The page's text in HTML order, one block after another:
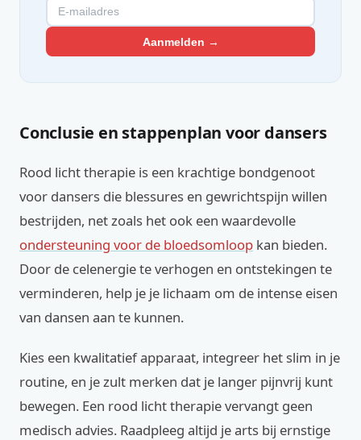
Aanmelden →
Conclusie en stappenplan voor dansers
Rood licht therapie is een krachtige bondgenoot
voor dansers die blessures en gewrichtspijn willen
bestrijden, net zoals het ook een waardevolle
ondersteuning voor de bloedsomloop kan bieden.
Door de celenergie te verhogen en ontstekingen te
verminderen, help je je lichaam om de intense eisen
van dansen aan te kunnen.
Kies een kwalitatief apparaat, integreer het slim in je
routine, en je zult merken dat je langer pijnvrij kunt
bewegen. Een rood licht therapie vervangt geen
medisch advies. Raadpleeg altijd je arts bij ernstige